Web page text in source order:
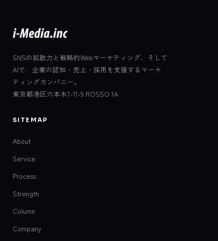
SNSの拡散力と戦略的Webマーケティング、そして
AIで、企業の認知・売上・採用を支援するマーケ
ティングカンパニー。
東京都港区六本木7-11-9 ROSSO 1A
SITEMAP
About
Service
Process
Strength
Column
Company